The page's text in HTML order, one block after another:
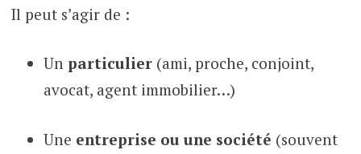
Il peut s’agir de :
Un particulier(ami, proche, conjoint,
avocat, agent immobilier…)
Une entreprise ou une société (souvent